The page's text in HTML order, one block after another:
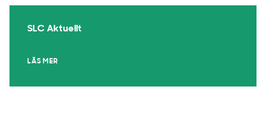
SLC Aktuellt
LÄS MER